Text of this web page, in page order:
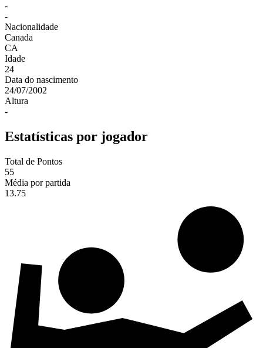
-
-
Nacionalidade
Canada
CA
Idade
24
Data do nascimento
24/07/2002
Altura
-
Estatísticas por jogador
Total de Pontos
55
Média por partida
13.75